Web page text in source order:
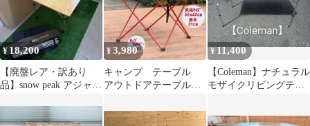
¥ 18,200
【廃盤レア・訳あり
品】snow peak アジャス
¥3,980
キャンプ テーブル
アウトドアテーブル
キャンプ BBQ
¥11,400
【Coleman】ナチュラル
モザイクリビングテー